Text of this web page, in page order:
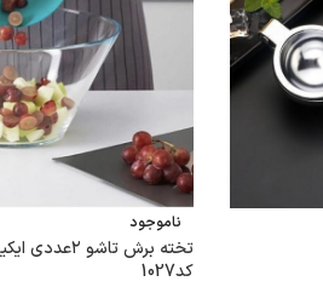
ناموجود
کد1027